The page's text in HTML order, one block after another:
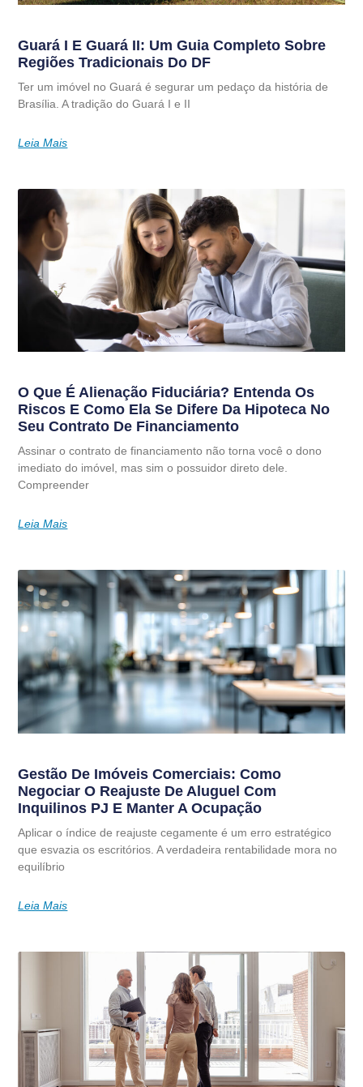
Guará I E Guará II: Um Guia Completo Sobre
Regiões Tradicionais Do DF
Ter um imóvel no Guará é segurar um pedaço da história de
Brasília. A tradição do Guará I e II
Leia Mais
O Que É Alienação Fiduciária? Entenda Os
Riscos E Como Ela Se Difere Da Hipoteca No
Seu Contrato De Financiamento
Assinar o contrato de financiamento não torna você o dono
imediato do imóvel, mas sim o possuidor direto dele.
Compreender
Leia Mais
Gestão De Imóveis Comerciais: Como
Negociar O Reajuste De Aluguel Com
Inquilinos PJ E Manter A Ocupação
Aplicar o índice de reajuste cegamente é um erro estratégico
que esvazia os escritórios. A verdadeira rentabilidade mora no
equilíbrio
Leia Mais